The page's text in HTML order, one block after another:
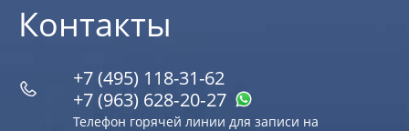
Контакты
+7 (495) 118-31-62
+7 (963) 628‑20‑27
Телефон горячей линии для записи на